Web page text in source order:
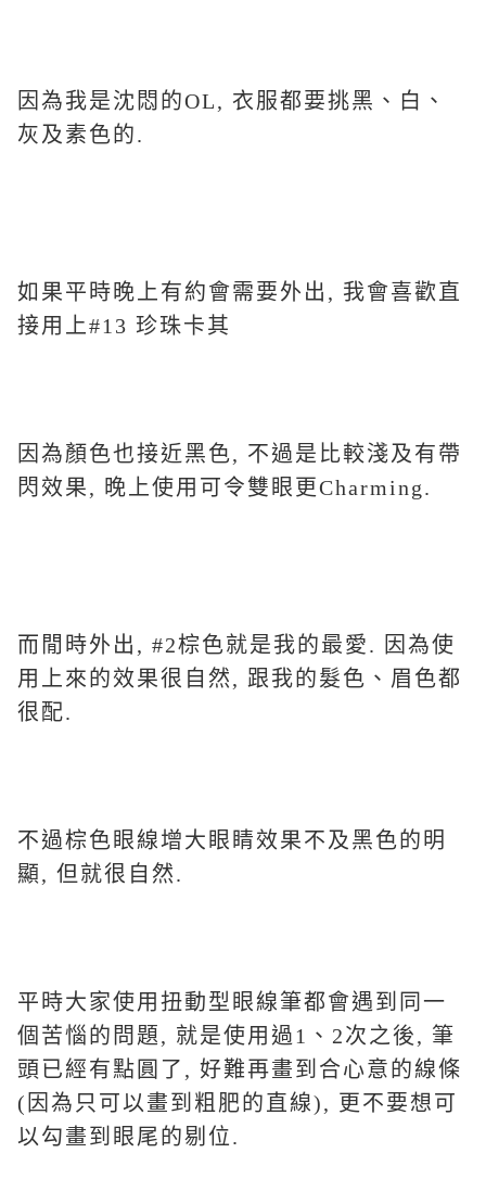
因為我是沈悶的OL, 衣服都要挑黑、白、
灰及素色的.
如果平時晚上有約會需要外出, 我會喜歡直
接用上#13 珍珠卡其
因為顏色也接近黑色, 不過是比較淺及有帶
閃效果, 晚上使用可令雙眼更Charming.
而閒時外出, #2棕色就是我的最愛. 因為使
用上來的效果很自然, 跟我的髮色、眉色都
很配.
不過棕色眼線增大眼睛效果不及黑色的明
顯, 但就很自然.
平時大家使用扭動型眼線筆都會遇到同一
個苦惱的問題, 就是使用過1、2次之後, 筆
頭已經有點圓了, 好難再畫到合心意的線條
(因為只可以畫到粗肥的直線), 更不要想可
以勾畫到眼尾的剔位.